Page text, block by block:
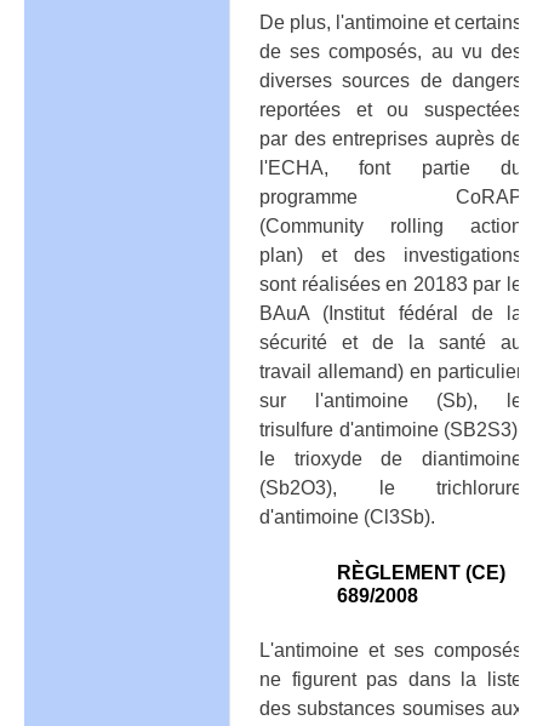
De plus, l'antimoine et certains
de ses composés, au vu des
diverses sources de dangers
reportées et ou suspectées
par des entreprises auprès de
l'ECHA, font partie du
programme CoRAP
(Community rolling action
plan) et des investigations
sont réalisées en 20183 par le
BAuA (Institut fédéral de la
sécurité et de la santé au
travail allemand) en particulier
sur l'antimoine (Sb), le
trisulfure d'antimoine (SB2S3),
le trioxyde de diantimoine
(Sb2O3), le trichlorure
d'antimoine (Cl3Sb).
RÈGLEMENT (CE)
689/2008
L'antimoine et ses composés
ne figurent pas dans la liste
des substances soumises aux